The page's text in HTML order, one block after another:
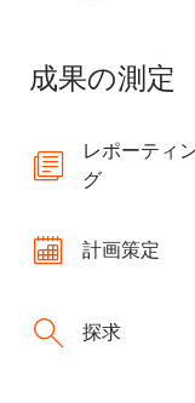
成果の測定
レポーティ
グ
計画策定
探求